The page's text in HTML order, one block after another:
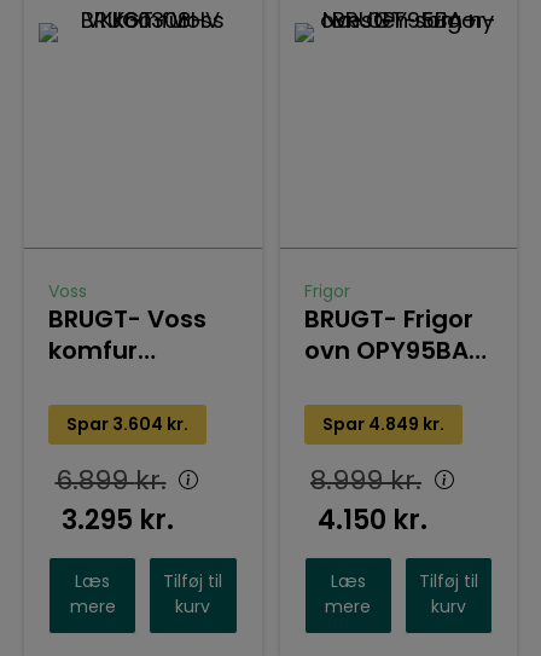
Voss
BRUGT- Voss
komfur
Spar 3.604 kr.
6.899kr.
3.295 kr.
Læs
mere
Tilføj til
kurv
Frigor
BRUGT- Frigor
ovn OPY95BA+
nySpar 4.849 kr.
8.999kr.
4.150 kr.
Læs
mere
Tilføj til
kurv